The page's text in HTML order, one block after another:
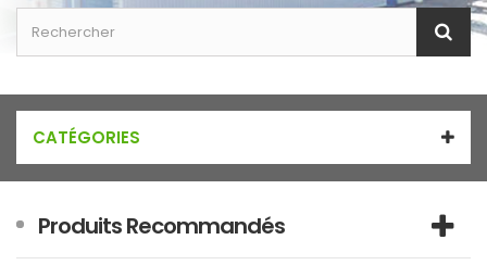
CATÉGORIES
Produits Recommandés